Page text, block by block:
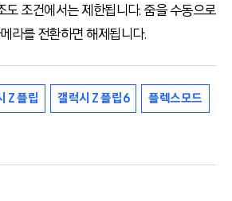
도 조건에서는 제한됩니다. 줌을 수동으로
라를 전환하면 해제됩니다.
Z 플립 갤럭시 Z 플립6 플렉스모드